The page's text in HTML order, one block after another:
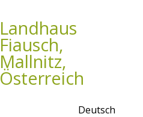
Landhaus
Fiausch,
Mallnitz,
Österreich
Deutsch